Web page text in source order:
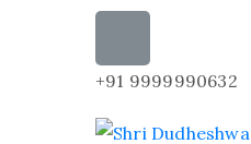
+91 9999990632